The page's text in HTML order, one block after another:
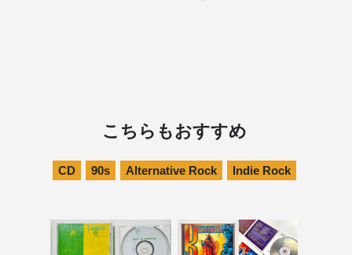
こちらもおすすめ
CD 90s Alternative Rock Indie Rock